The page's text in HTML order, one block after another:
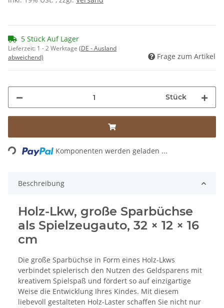
5 Stück Auf Lager
Lieferzeit: 1 - 2 Werktage (DE - Ausland
abweichend)
Frage zum Artikel
Stück
Loading... Komponenten werden geladen ...
Beschreibung
Holz-Lkw, große Sparbüchse
als Spielzeugauto, 32 × 12 × 16
cm
Die große Sparbüchse in Form eines Holz-Lkws
verbindet spielerisch den Nutzen des Geldsparens mit
kreativem Spielspaß und fördert so auf einzigartige
Weise die Entwicklung Ihres Kindes. Mit diesem
liebevoll gestalteten Holz-Laster schaffen Sie nicht nur